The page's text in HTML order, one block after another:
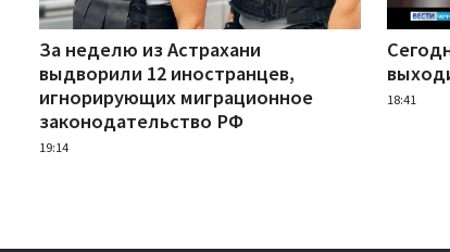
За неделю из Астрахани
выдворили 12 иностранцев,
игнорирующих миграционное
законодательство РФ
19:14
18:41